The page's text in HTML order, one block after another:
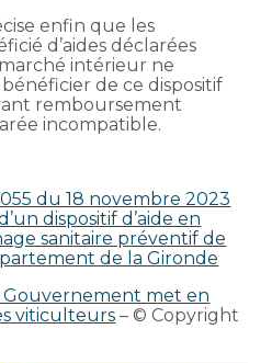
enfin que les
d’aides déclarées
intérieur ne
de ce dispositif
remboursement
incompatible.
du 18 novembre 2023
dispositif d’aide en
sanitaire préventif de
de la Gironde
Gouvernement met en
viticulteurs – © Copyright